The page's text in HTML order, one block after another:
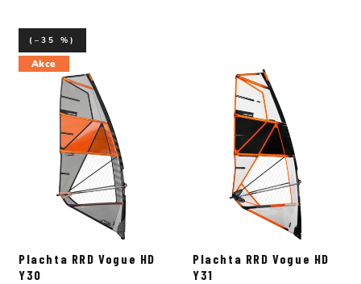
Akce
Plachta RRD Vogue HD
Y30
(–35 %)
Plachta RRD Vogue HD
Y31